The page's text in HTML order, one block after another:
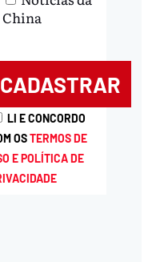
China
LI E CONCORDO
OSTERMOS DE
E POLÍTICA DE